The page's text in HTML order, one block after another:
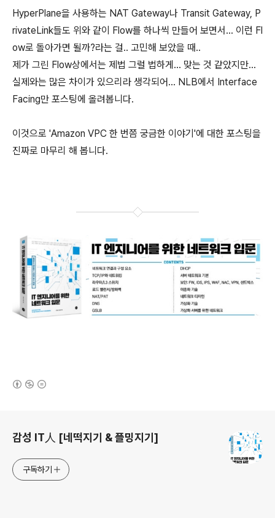
HyperPlane을 사용하는 NAT Gateway나 Transit Gateway, P
rivateLink들도 위와 같이 Flow를 하나씩 만들어 보면서... 이런 Fl
ow로 돌아가면 될까?라는 걸.. 고민해 보았을 때..
제가 그린 Flow상에서는 제법 그럴 법하게... 맞는 것 같았지만...
실제와는 많은 차이가 있으리라 생각되어... NLB에서 Interface
Facing만 포스팅에 올려봅니다.
이것으로 'Amazon VPC 한 번쯤 궁금한 이야기'에 대한 포스팅을
진짜로 마무리 해 봅니다.
감성 IT人 [네떡지기 & 플밍지기]
구독하기